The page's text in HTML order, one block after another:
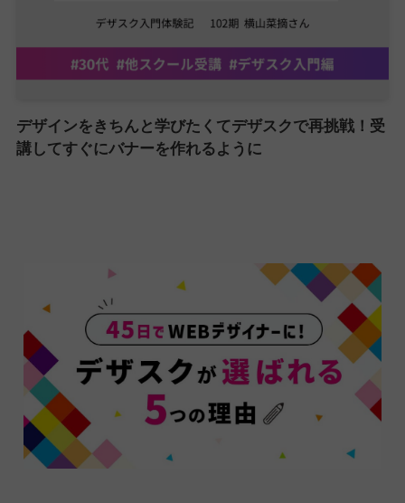
デザインをきちんと学びたくてデザスクで再挑戦！受
講してすぐにバナーを作れるように